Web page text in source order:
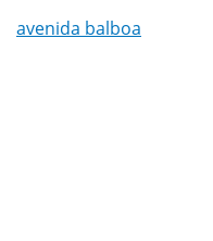
avenida balboa